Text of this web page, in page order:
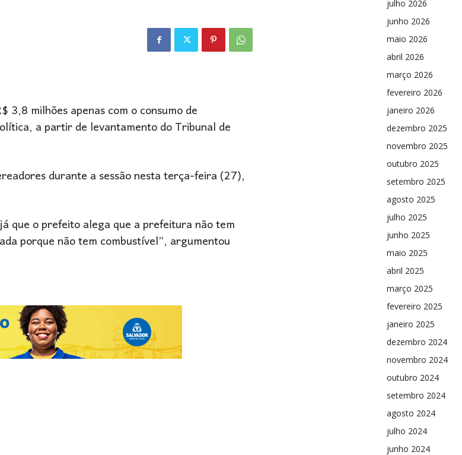
milhões apenas com o consumo de
a partir de levantamento do Tribunal de
durante a sessão nesta terça-feira (27),
que o prefeito alega que a prefeitura não tem
porque não tem combustível”, argumentou
julho 2026
junho 2026
maio 2026
abril 2026
março 2026
fevereiro 2026
janeiro 2026
dezembro 2025
novembro 2025
outubro 2025
setembro 2025
agosto 2025
julho 2025
junho 2025
maio 2025
abril 2025
março 2025
fevereiro 2025
janeiro 2025
dezembro 2024
novembro 2024
outubro 2024
setembro 2024
agosto 2024
julho 2024
junho 2024